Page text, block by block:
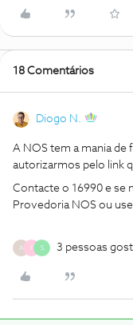
18 Comentários
Diogo N.
A NOS tem a mania de
autorizarmos pelo link
Contacte o 16990 e se
Provedoria NOS ou
A S 3 pessoas